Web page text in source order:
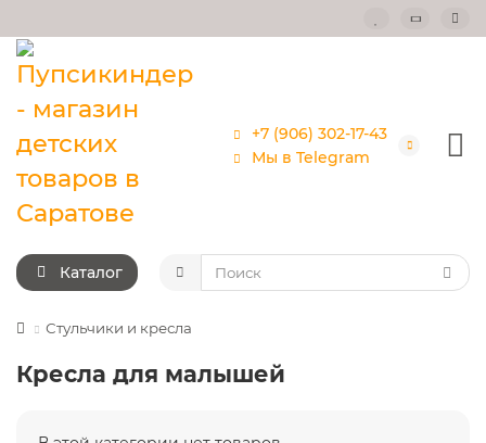
+7 (906) 302-17-43
Мы в Telegram
Каталог
Стульчики и кресла
Кресла для малышей